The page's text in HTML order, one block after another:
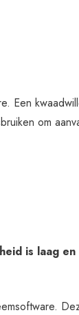
Een
om
is laag